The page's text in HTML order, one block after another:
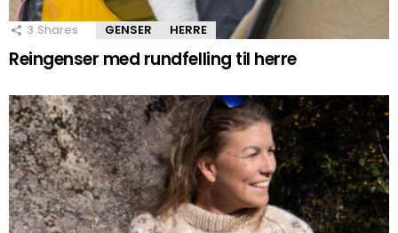
3 Shares GENSER HERRE
Reingenser med rundfelling til herre